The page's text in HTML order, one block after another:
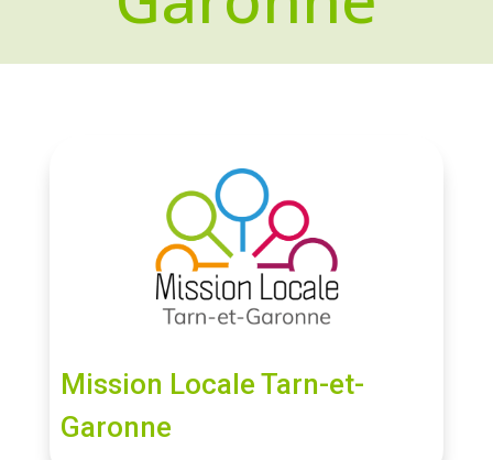
Mission Locale Tarn-et-
Garonne